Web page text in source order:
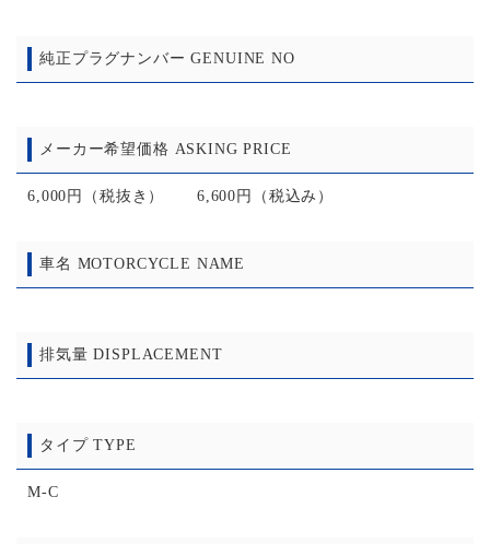
純正プラグナンバー GENUINE NO
メーカー希望価格 ASKING PRICE
6,000円（税抜き） 6,600円（税込み）
車名 MOTORCYCLE NAME
排気量 DISPLACEMENT
タイプ TYPE
M-C